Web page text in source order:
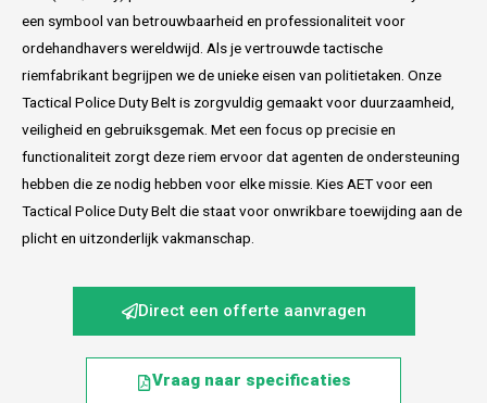
een symbool van betrouwbaarheid en professionaliteit voor
ordehandhavers wereldwijd. Als je vertrouwde tactische
riemfabrikant begrijpen we de unieke eisen van politietaken. Onze
Tactical Police Duty Belt is zorgvuldig gemaakt voor duurzaamheid,
veiligheid en gebruiksgemak. Met een focus op precisie en
functionaliteit zorgt deze riem ervoor dat agenten de ondersteuning
hebben die ze nodig hebben voor elke missie. Kies AET voor een
Tactical Police Duty Belt die staat voor onwrikbare toewijding aan de
plicht en uitzonderlijk vakmanschap.
Direct een offerte aanvragen
Vraag naar specificaties